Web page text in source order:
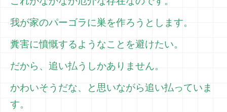
我が家のパーゴラに巣を作ろうとします。
糞害に憤慨するようなことを避けたい。
だから、追い払うしかありません。
かわいそうだな、と思いながら追い払っていま
す。